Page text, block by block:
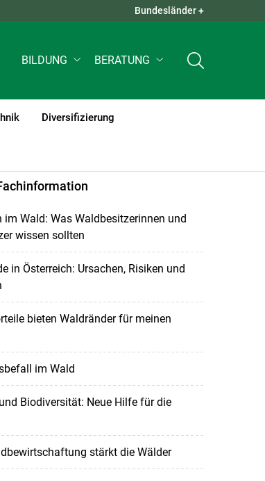
QUICK LINKS +
Bundesländer +
BILDUNG BERATUNG
Diversifizierung
im Wald: Was Waldbesitzerinnen und
wissen sollten
in Österreich: Ursachen, Risiken und
bieten Waldränder für meinen
im Wald
Biodiversität: Neue Hilfe für die
stärkt die Wälder